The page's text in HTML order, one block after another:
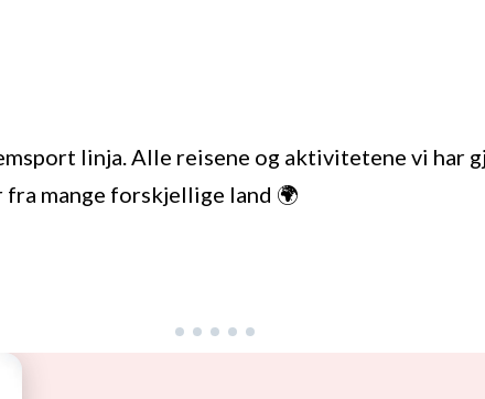
linja. Alle reisene og aktivitetene vi
mange forskjellige land 🌍